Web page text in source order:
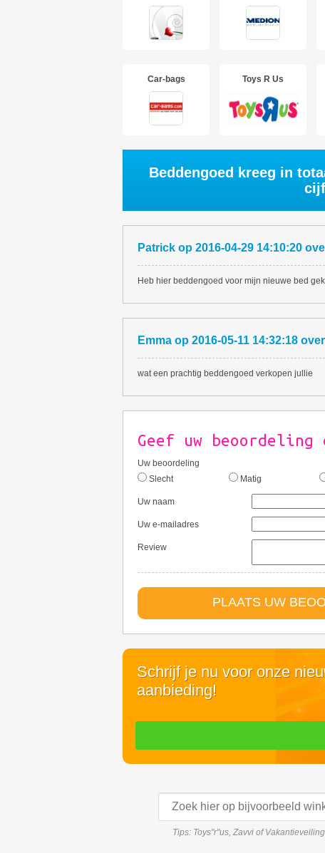
Car-bags Toys R Us
Beddengoed kreeg in
Patrick op 2016-04-29 14:10:20
Heb hier beddengoed voor mijn nieuwe bed
Emma op 2016-05-11 14:32:18 over
wat een prachtig beddengoed verkopen jullie
Geef uw beoordeling
Uw beoordeling
Slecht
Matig
Uw naam
Uw e-mailadres
Review
PLAATS UW
Schrijf je nu voor onze
aanbieding!
Tips: Toys"r"us, Zavvi of